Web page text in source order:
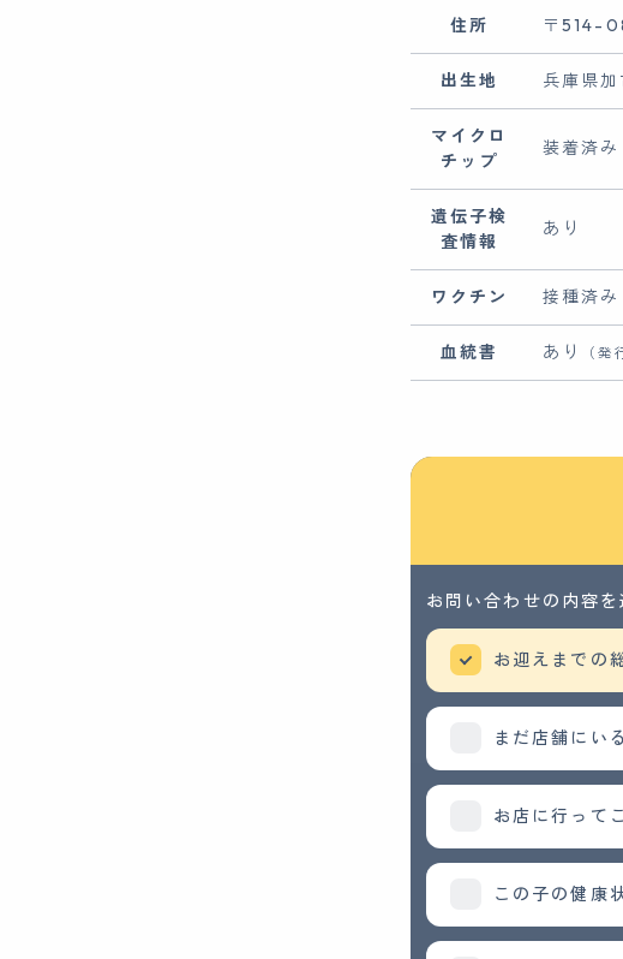
住所 〒514-
出生地 兵庫県加
マイクロ
チップ
装着済み
遺伝子検
査情報
あり
ワクチン 接種済み
血統書 あり （
お問い合わせの内容を
お迎えまでの
まだ店舗にい
お店に行って
この子の健康